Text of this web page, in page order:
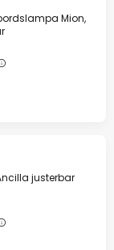
Mion,
justerbar